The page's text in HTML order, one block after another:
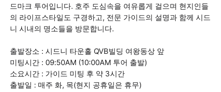
드마크 투어입니다. 호주 도심속을 여유롭게 걸으며 현지인들
의 라이프스타일도 구경하고, 전문 가이드의 설명과 함께 시드
니 시내의 명소들을 방문합니다.
출발장소 : 시드니 타운홀 QVB빌딩 여왕동상 앞
미팅시간 : 09:50AM (10:00AM 투어 출발)
소요시간 : 가이드 미팅 후 약 3시간
출발일 : 매주 화, 목(현지 공휴일은 휴무)